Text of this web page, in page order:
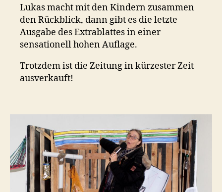
Lukas macht mit den Kindern zusammen
den Rückblick, dann gibt es die letzte
Ausgabe des Extrablattes in einer
sensationell hohen Auflage.
Trotzdem ist die Zeitung in kürzester Zeit
ausverkauft!